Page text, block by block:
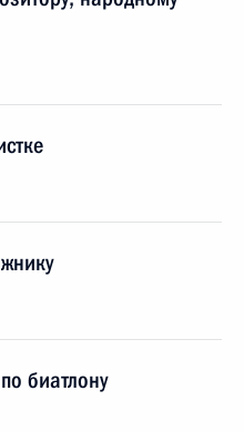
биатлону